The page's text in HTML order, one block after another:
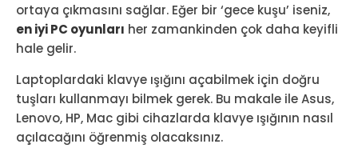
ortaya çıkmasını sağlar. Eğer bir ‘gece kuşu’ iseniz,
en iyi PC oyunları her zamankinden çok daha keyifli
hale gelir.
Laptoplardaki klavye ışığını açabilmek için doğru
tuşları kullanmayı bilmek gerek. Bu makale ile Asus,
Lenovo, HP, Mac gibi cihazlarda klavye ışığının nasıl
açılacağını öğrenmiş olacaksınız.